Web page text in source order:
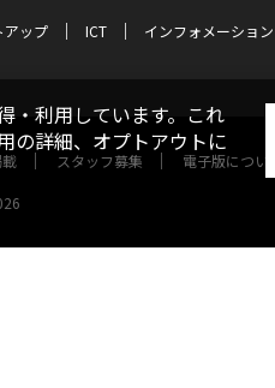
アップ ICT
インフォメーション
スタッフ募集 電子版について
・利用しています。これ
の詳細、オプトアウトに